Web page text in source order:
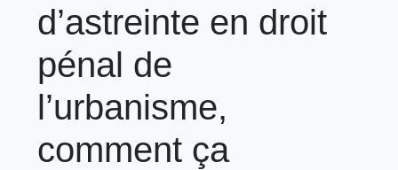
d’astreinte en droit
pénal de
l’urbanisme,
comment ça